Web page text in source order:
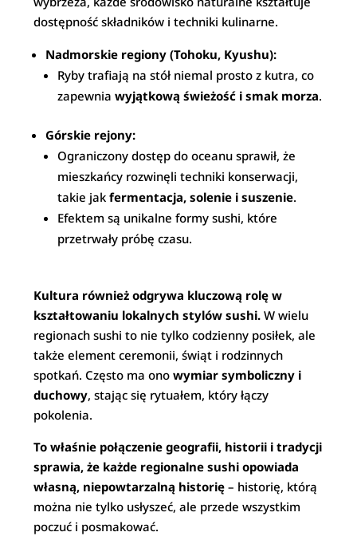
dostępność składników i techniki kulinarne.
Nadmorskie regiony (Tohoku, Kyushu):
Ryby trafiają na stół niemal prosto z kutra, co
zapewniawyjątkową świeżość i smak morza.
Górskie rejony:
Ograniczony dostęp do oceanu sprawił, że
mieszkańcy rozwinęli techniki konserwacji,
takie jakfermentacja, solenie i suszenie.
Efektem są unikalne formy sushi, które
przetrwały próbę czasu.
Kultura również odgrywa kluczową rolę w
kształtowaniu lokalnych stylów sushi. W wielu
regionach sushi to nie tylko codzienny posiłek, ale
także element ceremonii, świąt i rodzinnych
spotkań. Często ma onowymiar symboliczny i
duchowy, stając się rytuałem, który łączy
pokolenia.
To właśnie połączenie geografii, historii i tradycji
sprawia, że każde regionalne sushi opowiada
własną, niepowtarzalną historię – historię, którą
można nie tylko usłyszeć, ale przede wszystkim
poczuć i posmakować.